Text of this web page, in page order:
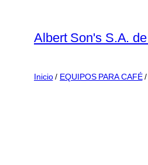
contenido
Albert Son's S.A.
Inicio/ EQUIPOS PARA CAFÉ